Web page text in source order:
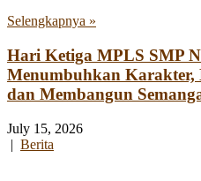
Selengkapnya »
Hari Ketiga MPLS SMP
Menumbuhkan Karakter,
dan Membangun
July 15, 2026
| Berita